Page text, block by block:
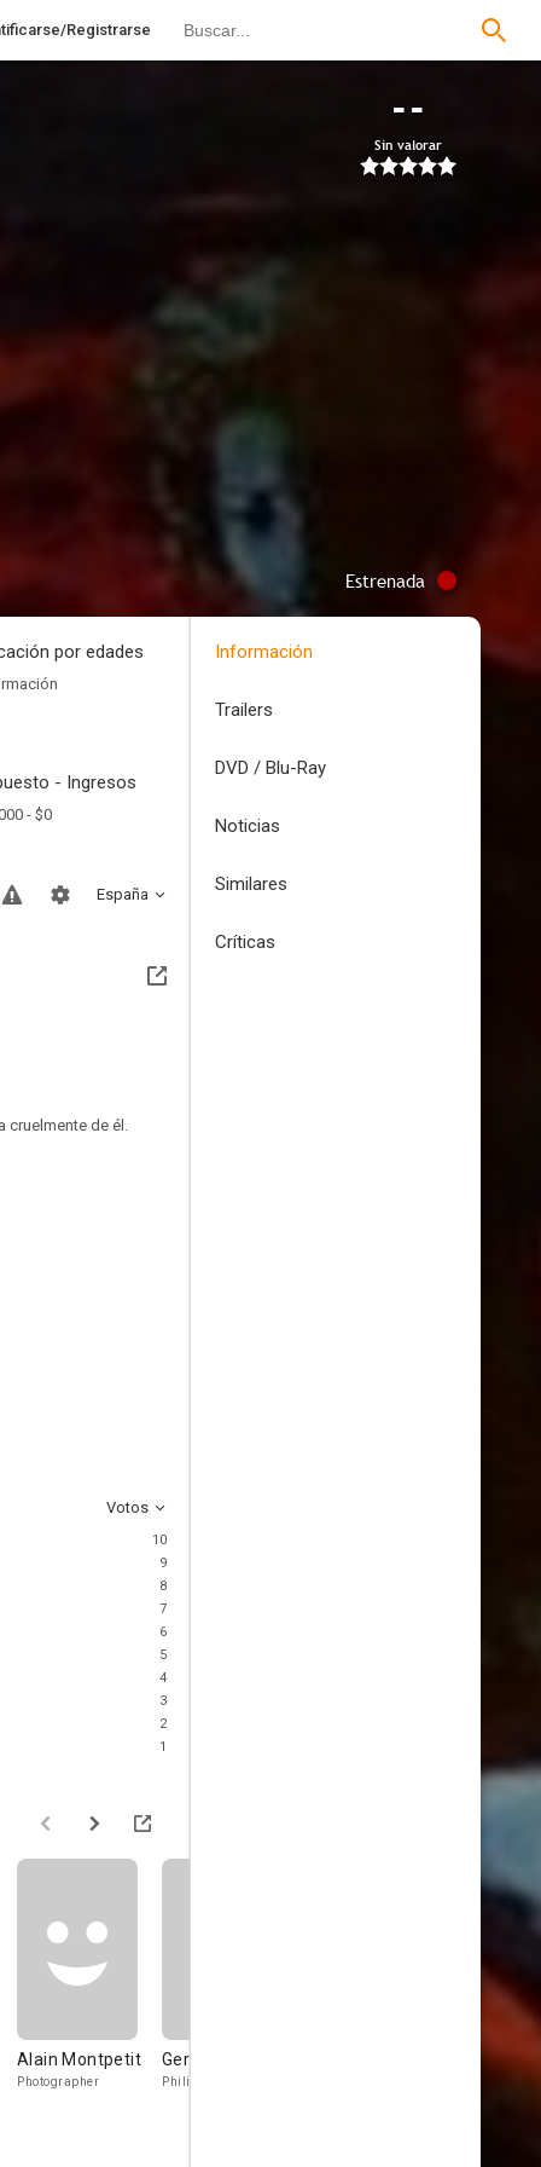
Registrarse
--
Sin valorar
Estrenada
por edades
- Ingresos
- $0
España
cruelmente de él.
Votos
10
9
8
7
6
5
4
3
2
1
Alain Montpetit
Photographer
Gerardo Amato
Philip
Información
Trailers
DVD / Blu-Ray
Noticias
Similares
Críticas